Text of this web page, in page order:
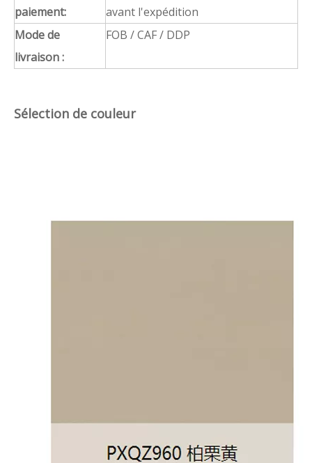
paiement:
avant l'expédition
Mode de
livraison :
FOB / CAF / DDP
Sélection de couleur